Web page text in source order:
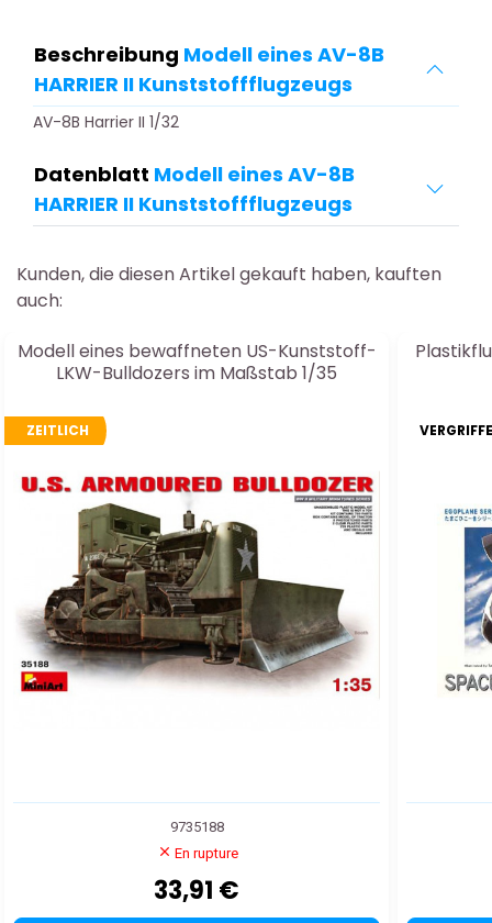
Beschreibung Modell eines AV-8B
HARRIER II Kunststoffflugzeugs
AV-8B Harrier II 1/32
Datenblatt Modell eines AV-8B
HARRIER II Kunststoffflugzeugs
Kunden, die diesen Artikel gekauft haben, kauften
auch:
Modell eines bewaffneten US-Kunststoff-
LKW-Bulldozers im Maßstab 1/35
ZEITLICH
9735188
En rupture
33,91 €